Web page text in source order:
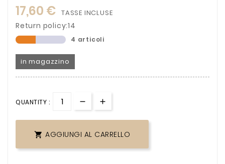
17,60 € TASSE INCLUSE
Return policy:14
4 articoli
in magazzino
QUANTITY :
 AGGIUNGI AL CARRELLO